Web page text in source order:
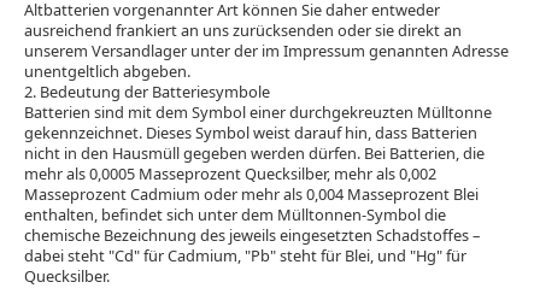
Altbatterien vorgenannter Art können Sie daher entweder
ausreichend frankiert an uns zurücksenden oder sie direkt an
unserem Versandlager unter der im Impressum genannten Adresse
unentgeltlich abgeben.
2. Bedeutung der Batteriesymbole
Batterien sind mit dem Symbol einer durchgekreuzten Mülltonne
gekennzeichnet. Dieses Symbol weist darauf hin, dass Batterien
nicht in den Hausmüll gegeben werden dürfen. Bei Batterien, die
mehr als 0,0005 Masseprozent Quecksilber, mehr als 0,002
Masseprozent Cadmium oder mehr als 0,004 Masseprozent Blei
enthalten, befindet sich unter dem Mülltonnen-Symbol die
chemische Bezeichnung des jeweils eingesetzten Schadstoffes –
dabei steht "Cd" für Cadmium, "Pb" steht für Blei, und "Hg" für
Quecksilber.